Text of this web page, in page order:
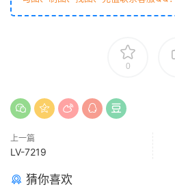
0
上一篇
LV-7219
猜你喜欢